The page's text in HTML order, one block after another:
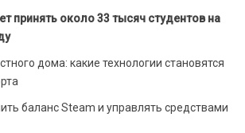
принять около 33 тысяч студентов на
дома: какие технологии становятся
баланс Steam и управлять средствами